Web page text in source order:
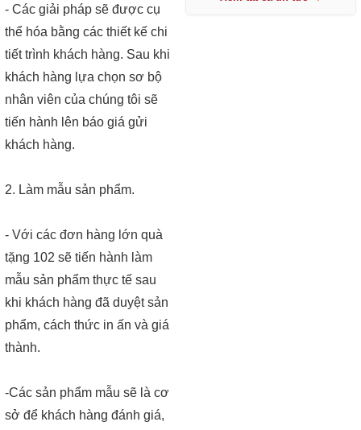
- Các giải pháp sẽ được cụ
thể hóa bằng các thiết kế chi
tiết trình khách hàng. Sau khi
khách hàng lựa chọn sơ bộ
nhân viên của chúng tôi sẽ
tiến hành lên báo giá gửi
khách hàng.
2. Làm mẫu sản phẩm.
- Với các đơn hàng lớn quà
tặng 102 sẽ tiến hành làm
mẫu sản phẩm thực tế sau
khi khách hàng đã duyệt sản
phẩm, cách thức in ấn và giá
thành.
-Các sản phẩm mẫu sẽ là cơ
sở để khách hàng đánh giá,